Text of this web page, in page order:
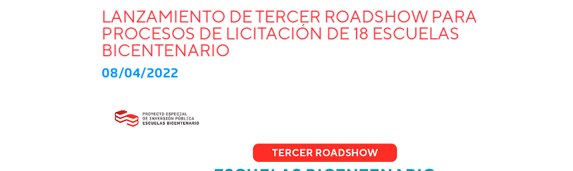
LANZAMIENTO DE TERCER ROADSHOW PARA
PROCESOS DE LICITACIÓN DE 18 ESCUELAS
BICENTENARIO
08/04/2022